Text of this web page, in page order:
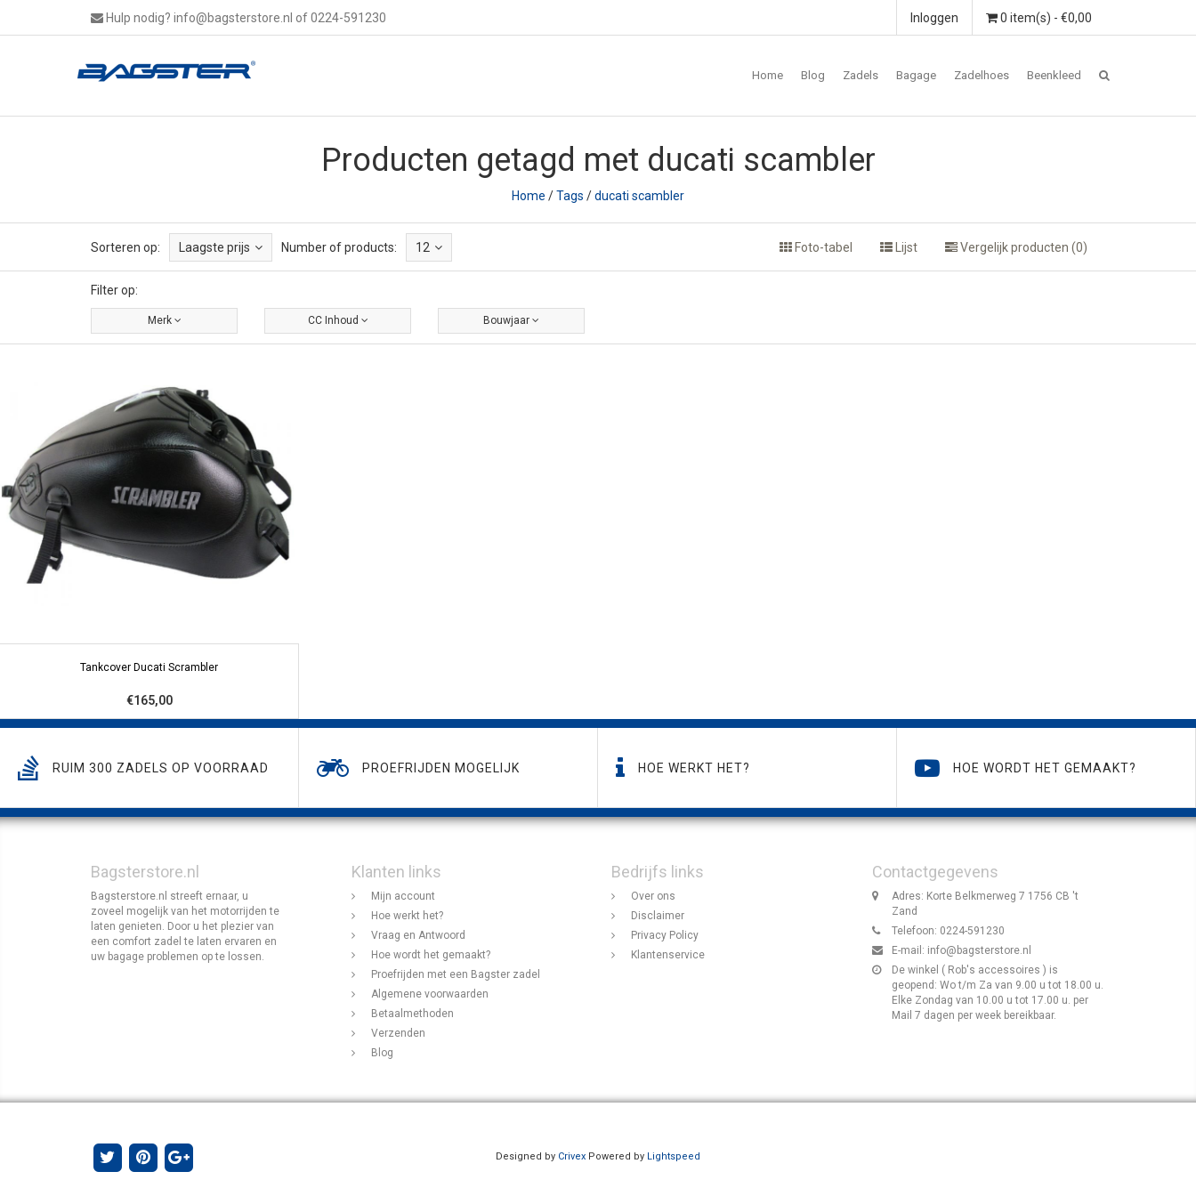
Hulp nodig? info@bagsterstore.nl of 0224-591230 0 item(s) - €0,00
Inloggen
Home Blog Zadels Bagage Zadelhoes Beenkleed
Producten getagd met ducati scambler
Home /Tags /ducati scambler
Sorteren op: Laagste prijs Number of products: 12 Foto-tabel Lijst Vergelijk producten (0)
Filter op:
Merk CC Inhoud Bouwjaar
Tankcover Ducati Scrambler
€165,00
RUIM 300 ZADELS OP VOORRAAD PROEFRIJDEN MOGELIJK HOE WERKT HET? HOE WORDT HET GEMAAKT?
Bagsterstore.nl
Bagsterstore.nl streeft ernaar, u
zoveel mogelijk van het motorrijden te
laten genieten. Door u het plezier van
een comfort zadel te laten ervaren en
uw bagage problemen op te lossen.
Klanten links
Mijn account
Hoe werkt het?
Vraag en Antwoord
Hoe wordt het gemaakt?
Proefrijden met een Bagster zadel
Algemene voorwaarden
Betaalmethoden
Verzenden
Blog
Bedrijfs links
Over ons
Disclaimer
Privacy Policy
Klantenservice
Contactgegevens
Adres: Korte Belkmerweg 7 1756 CB 't
Zand
Telefoon: 0224-591230
E-mail: info@bagsterstore.nl
De winkel ( Rob's accessoires ) is
geopend: Wo t/m Za van 9.00 u tot 18.00 u.
Elke Zondag van 10.00 u tot 17.00 u. per
Mail 7 dagen per week bereikbaar.
Designed by Crivex Powered by Lightspeed